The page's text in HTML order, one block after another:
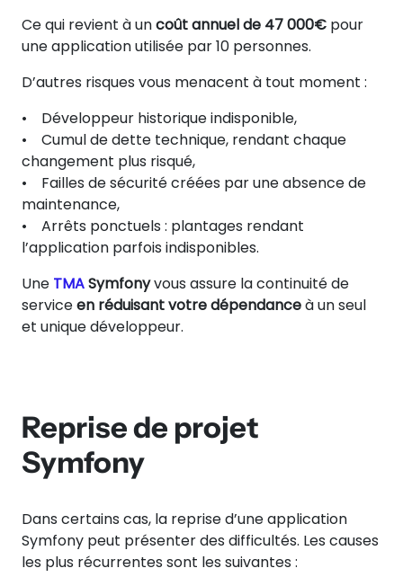
Ce qui revient à uncoût annuel de 47 000€ pour
une application utilisée par 10 personnes.
D’autres risques vous menacent à tout moment :
• Développeur historique indisponible,
• Cumul de dette technique, rendant chaque
changement plus risqué,
• Failles de sécurité créées par une absence de
maintenance,
• Arrêts ponctuels : plantages rendant
l’application parfois indisponibles.
Une TMASymfonyvous assure la continuité de
serviceen réduisant votre dépendanceà un seul
et unique développeur.
Reprise de projet
Symfony
Dans certains cas, la reprise d’une application
Symfony peut présenter des difficultés. Les causes
les plus récurrentes sont les suivantes :